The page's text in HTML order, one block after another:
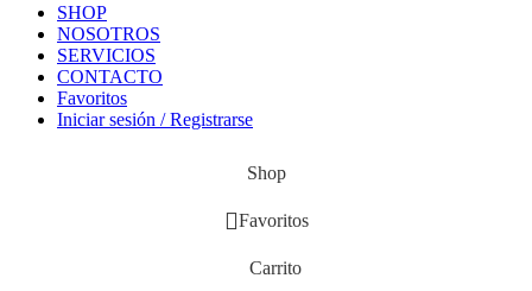
SHOP
NOSOTROS
SERVICIOS
CONTACTO
Favoritos
Iniciar sesión / Registrarse
Shop
Favoritos
Carrito